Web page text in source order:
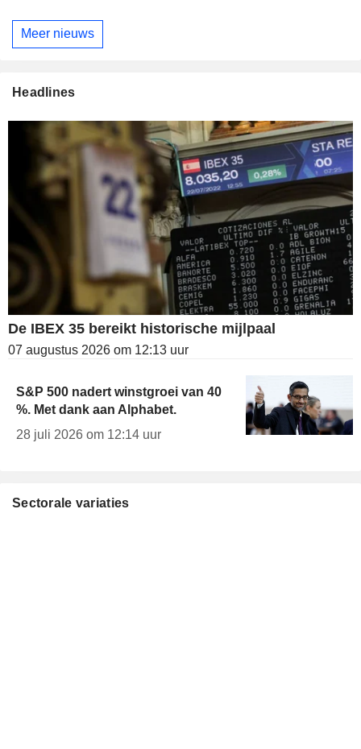
Meer nieuws
Headlines
De IBEX 35 bereikt historische mijlpaal
07 augustus 2026 om 12:13 uur
S&P 500 nadert winstgroei van 40
%. Met dank aan Alphabet.
28 juli 2026 om 12:14 uur
Sectorale variaties